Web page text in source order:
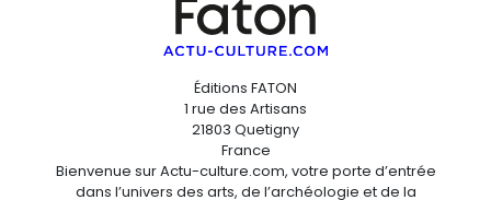
Éditions FATON
1 rue des Artisans
21803 Quetigny
France
Bienvenue sur Actu-culture.com, votre porte d’entrée
dans l’univers des arts, de l’archéologie et de la